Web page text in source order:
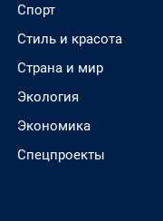
Спорт
Стиль и красота
Страна и мир
Экология
Экономика
Спецпроекты